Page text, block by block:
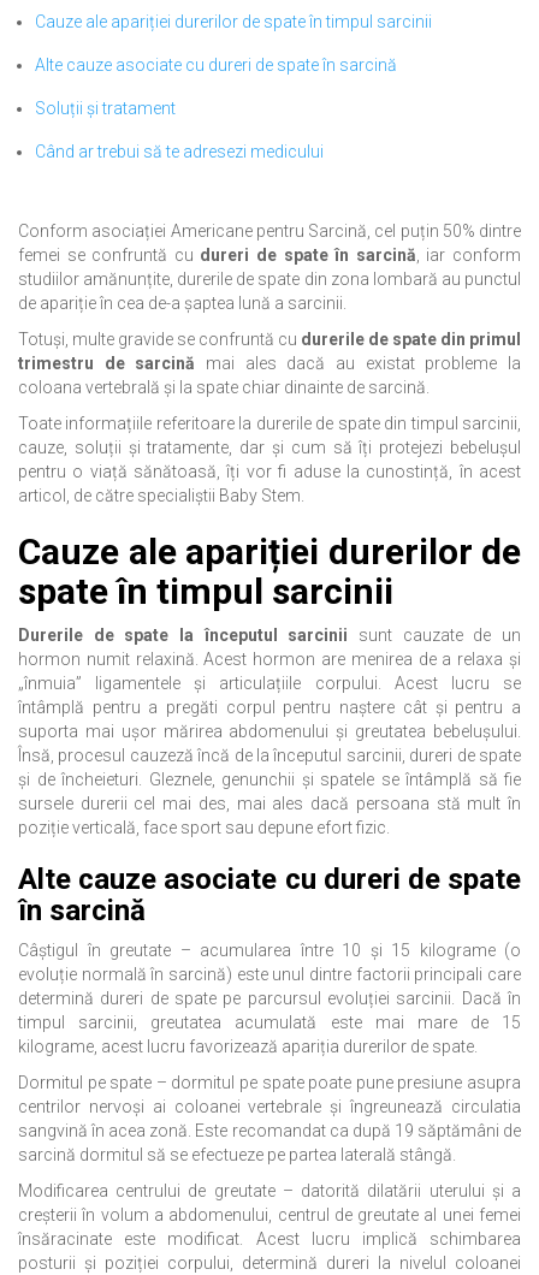
Cauze ale apariției durerilor de spate în timpul sarcinii
Alte cauze asociate cu dureri de spate în sarcină
Soluții și tratament
Când ar trebui să te adresezi medicului
Conform asociației Americane pentru Sarcină, cel puțin 50% dintre
femei se confruntă cu dureri de spate în sarcină , iar conform
studiilor amănunțite, durerile de spate din zona lombară au punctul
de apariție în cea de-a șaptea lună a sarcinii.
Totuși, multe gravide se confruntă cu durerile de spate din primul
trimestru de sarcină mai ales dacă au existat probleme la
coloana vertebrală și la spate chiar dinainte de sarcină.
Toate informațiile referitoare la durerile de spate din timpul sarcinii,
cauze, soluții și tratamente, dar și cum să îți protejezi bebelușul
pentru o viață sănătoasă, îți vor fi aduse la cunostință, în acest
articol, de către specialiștii Baby Stem.
Cauze ale apariției durerilor de
spate în timpul sarcinii
Durerile de spate la începutul sarcinii sunt cauzate de un
hormon numit relaxină. Acest hormon are menirea de a relaxa și
„înmuia” ligamentele și articulațiile corpului. Acest lucru se
întâmplă pentru a pregăti corpul pentru naștere cât și pentru a
suporta mai ușor mărirea abdomenului și greutatea bebelușului.
Însă, procesul cauzeză încă de la începutul sarcinii, dureri de spate
și de încheieturi. Gleznele, genunchii și spatele se întâmplă să fie
sursele durerii cel mai des, mai ales dacă persoana stă mult în
poziție verticală, face sport sau depune efort fizic.
Alte cauze asociate cu dureri de spate
în sarcină
Câștigul în greutate – acumularea între 10 și 15 kilograme (o
evoluție normală în sarcină) este unul dintre factorii principali care
determină dureri de spate pe parcursul evoluției sarcinii. Dacă în
timpul sarcinii, greutatea acumulată este mai mare de 15
kilograme, acest lucru favorizează apariția durerilor de spate.
Dormitul pe spate – dormitul pe spate poate pune presiune asupra
centrilor nervoși ai coloanei vertebrale și îngreunează circulatia
sangvină în acea zonă. Este recomandat ca după 19 săptămâni de
sarcină dormitul să se efectueze pe partea laterală stângă.
Modificarea centrului de greutate – datorită dilatării uterului și a
creșterii în volum a abdomenului, centrul de greutate al unei femei
însăracinate este modificat. Acest lucru implică schimbarea
posturii și poziției corpului, determină dureri la nivelul coloanei